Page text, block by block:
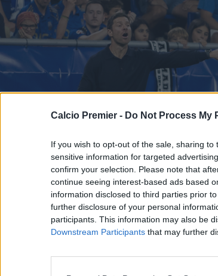
Calcio Premier - Do Not Process My
If you wish to opt-out of the sale, sharing
sensitive information for targeted
confirm your selection. Please note that
continue seeing interest-based ads based
information disclosed to third parties prior
further disclosure of your personal
participants. This information may also be
Downstream Participants that may further